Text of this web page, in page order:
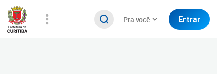
Pra você Entrar